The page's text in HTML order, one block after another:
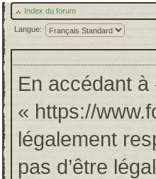
Index du forum
Langue:
En accédant
« https://
légalement
pas d’être